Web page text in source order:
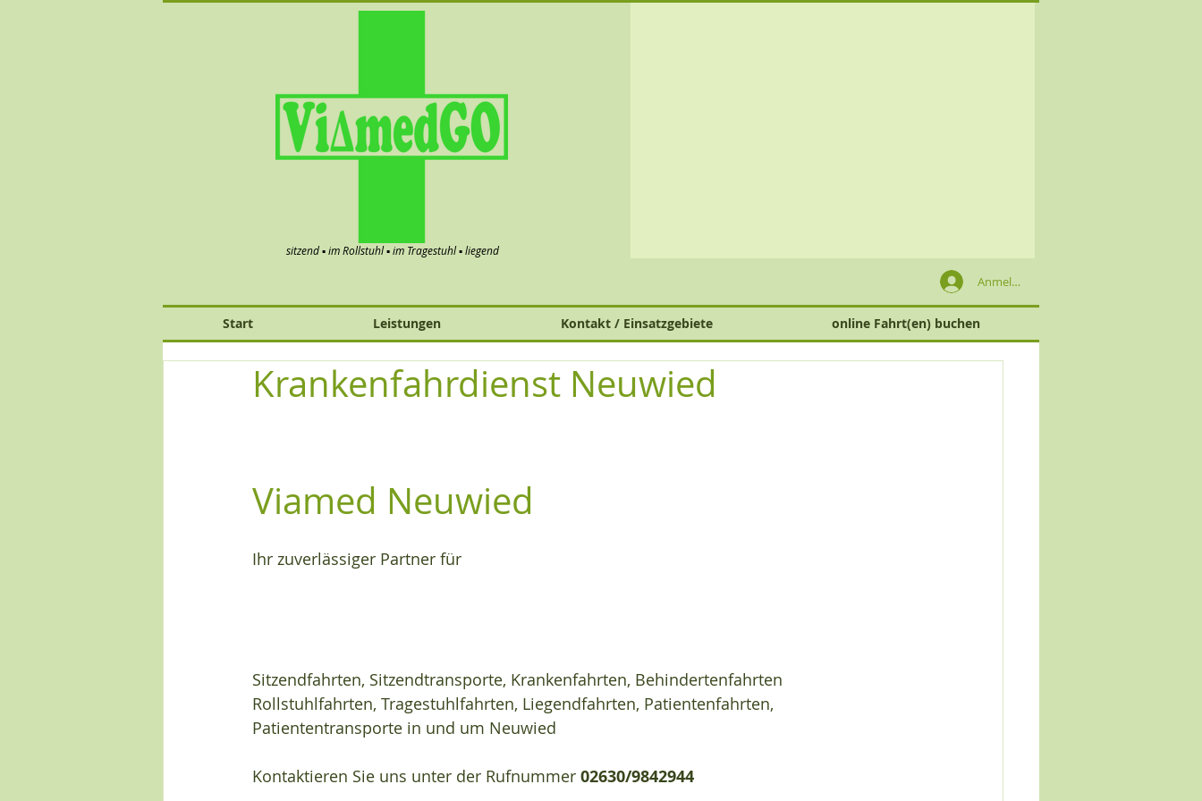
sitzend ▪ im Rollstuhl ▪ im Tragestuhl ▪ liegend
Anmelden
Start Leistungen Kontakt / Einsatzgebiete online Fahrt(en) buchen
Krankenfahrdienst Neuwied
Viamed Neuwied
Ihr zuverlässiger Partner für
Sitzendfahrten, Sitzendtransporte, Krankenfahrten, Behindertenfahrten
Rollstuhlfahrten, Tragestuhlfahrten, Liegendfahrten, Patientenfahrten,
Patiententransporte in und um Neuwied
Kontaktieren Sie uns unter der Rufnummer 02630/9842944